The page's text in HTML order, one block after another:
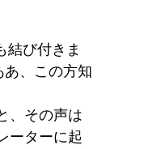
結び付きま
、この方知
、その声は
ーターに起